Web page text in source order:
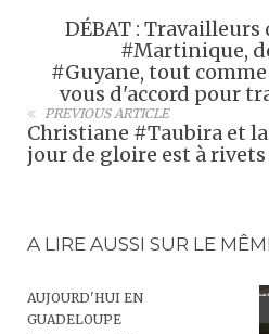
DÉBAT :
#Martinique,
#Guyane, tout
vous d'accord pour
PREVIOUS ARTICLE
Christiane #Taubira et
jour de gloire est à rivets
A LIRE AUSSI SUR LE
AUJOURD'HUI EN
GUADELOUPE